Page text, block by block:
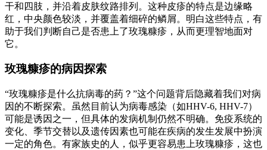
干和四肢，并沿着皮肤纹路排列。这种皮疹的特点是边缘略
红，中央颜色较淡，并覆盖着细碎的鳞屑。明白这些特点，有
助于我们判断自己是否患上了玫瑰糠疹，从而更理智地面对
它。
玫瑰糠疹的病因探索
“玫瑰糠疹是什么抗病毒的药？”这个问题背后隐藏着我们对病
因的不断探索。虽然目前认为病毒感染（如HHV-6, HHV-7）
可能是诱因之一，但具体的发病机制仍然不明确。免疫系统的
变化、季节交替以及遗传因素也可能在疾病的发生发展中扮演
一定的角色。有家族史的人，似乎更容易患上玫瑰糠疹，这也